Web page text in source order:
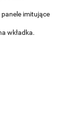
imitujące
wkładka.